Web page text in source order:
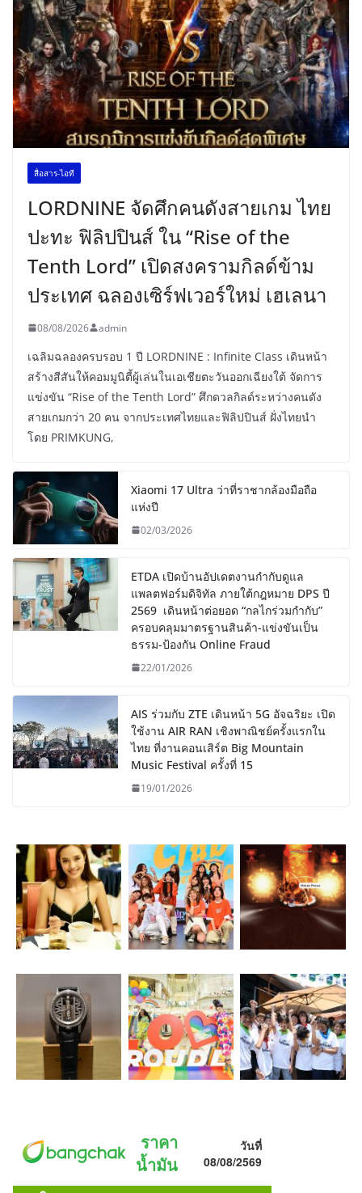
สื่อสาร-ไอที
LORDNINE จัดศึกคนดังสายเกม ไทย
ปะทะ ฟิลิปปินส์ ใน “Rise of the
Tenth Lord” เปิดสงครามกิลด์ข้าม
ประเทศ ฉลองเซิร์ฟเวอร์ใหม่ เฮเลนา
08/08/2026 admin
เฉลิมฉลองครบรอบ 1 ปี LORDNINE : Infinite Class เดินหน้า
สร้างสีสันให้คอมมูนิตี้ผู้เล่นในเอเชียตะวันออกเฉียงใต้ จัดการ
แข่งขัน “Rise of the Tenth Lord” ศึกดวลกิลด์ระหว่างคนดัง
สายเกมกว่า 20 คน จากประเทศไทยและฟิลิปปินส์ ฝั่งไทยนำ
โดย PRIMKUNG,
Xiaomi 17 Ultra ว่าที่ราชากล้องมือถือ
แห่งปี
02/03/2026
ETDA เปิดบ้านอัปเดตงานกำกับดูแล
แพลตฟอร์มดิจิทัล ภายใต้กฎหมาย DPS ปี
2569 เดินหน้าต่อยอด “กลไกร่วมกำกับ”
ครอบคลุมมาตรฐานสินค้า-แข่งขันเป็น
ธรรม-ป้องกัน Online Fraud
22/01/2026
AIS ร่วมกับ ZTE เดินหน้า 5G อัจฉริยะ เปิด
ใช้งาน AIR RAN เชิงพาณิชย์ครั้งแรกใน
ไทย ที่งานคอนเสิร์ต Big Mountain
Music Festival ครั้งที่ 15
19/01/2026